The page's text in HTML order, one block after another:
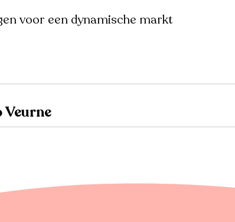
voor een dynamische markt